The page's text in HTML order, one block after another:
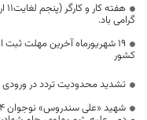
گرامی باد.
19 شهریورماه آخرین مهلت
کشور
تشدید محدودیت تردد در